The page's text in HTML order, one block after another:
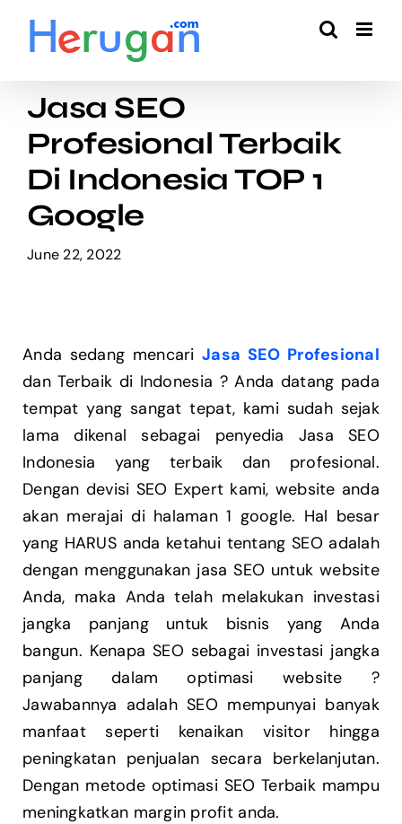
Jasa SEO
Profesional Terbaik
Di Indonesia TOP 1
Google
June 22, 2022
Anda sedang mencariJasa SEO Profesional
dan Terbaik di Indonesia ? Anda datang pada
tempat yang sangat tepat, kami sudah sejak
lama dikenal sebagai penyedia Jasa SEO
Indonesia yang terbaik dan profesional.
Dengan devisi SEO Expert kami, website anda
akan merajai di halaman 1 google. Hal besar
yang HARUS anda ketahui tentang SEO adalah
dengan menggunakan jasa SEO untuk website
Anda, maka Anda telah melakukan investasi
jangka panjang untuk bisnis yang Anda
bangun. Kenapa SEO sebagai investasi jangka
panjang dalam optimasi website ?
Jawabannya adalah SEO mempunyai banyak
manfaat seperti kenaikan visitor hingga
peningkatan penjualan secara berkelanjutan.
Dengan metode optimasi SEO Terbaik mampu
meningkatkan margin profit anda.